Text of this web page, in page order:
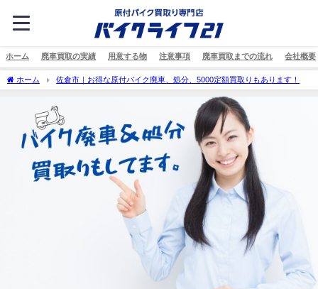
ホーム 廃車買取の実績 用意する物 注意事項 廃車買取までの流れ 会社概要
ホーム 佐倉市｜お得な原付バイク廃車、処分、5000定額買取りもあります！